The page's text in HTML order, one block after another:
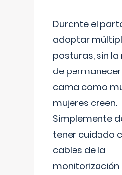
Durante el
adoptar
posturas, sin
de permanecer
cama como
mujeres creen.
Simplemente
tener cuidado
cables de la
monitorización